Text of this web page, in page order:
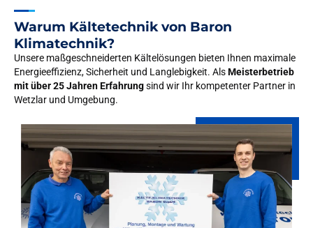
Warum Kältetechnik von Baron
Klimatechnik?
Unsere maßgeschneiderten Kältelösungen bieten Ihnen maximale
Energieeffizienz, Sicherheit und Langlebigkeit. AlsMeisterbetrieb
mit über 25 Jahren Erfahrungsind wir Ihr kompetenter Partner in
Wetzlar und Umgebung.